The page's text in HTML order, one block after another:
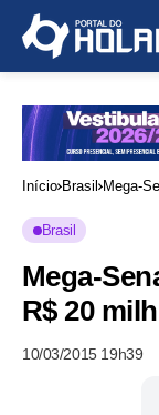
Início Brasil Mega-
Brasil
Mega-
R$ 20
10/03/2015 19h39